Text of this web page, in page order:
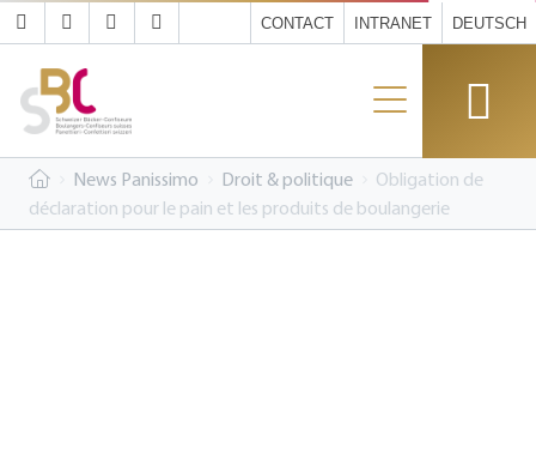
CONTACT INTRANET DEUTSCH
News Panissimo Droit & politique
Obligation de
déclaration pour le pain et les produits de boulangerie